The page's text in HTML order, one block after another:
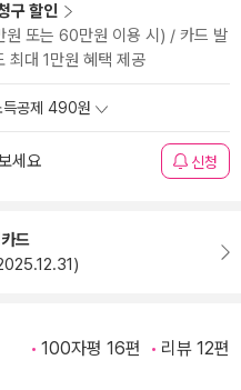
구 할인
또는 60만원 이용 시) / 카드 발
최대 1만원 혜택 제공
득공제 490원
세요 신청
드
100자평 16편 리뷰 12편